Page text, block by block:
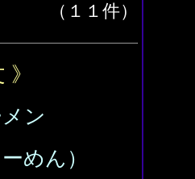
（１１件）
ン
めん）